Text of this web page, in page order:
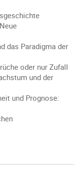
das Paradigma der
oder nur Zufall
und der
und Prognose: